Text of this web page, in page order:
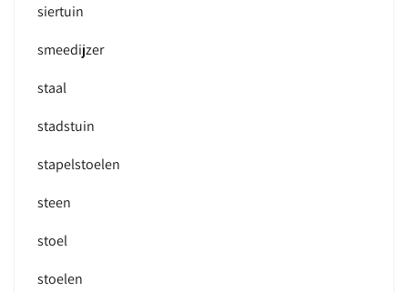
siertuin
smeedijzer
staal
stadstuin
stapelstoelen
steen
stoel
stoelen